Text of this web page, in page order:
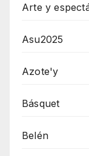
Arte y
Asu2025
Azote'y
Básquet
Belén